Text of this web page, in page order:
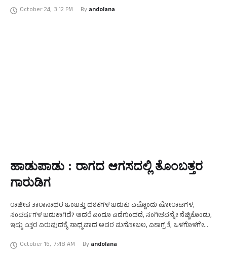
October 24, 3:12 PM By andolana
ಹಾಡುಪಾಡು : ರಾಗದ ಆಗಸದಲ್ಲಿ ತೊಂಬತ್ತರ
ಗಾರುಡಿಗ
ರಾಜೀವ ತಾರಾನಾಥರ ಒಂಬತ್ತು ದಶಕಗಳ ಬದುಕು ಎಷ್ಟೊಂದು ಹೋರಾಟಗಳ,
ಸಂಘರ್ಷಗಳ ಬದುಕಾಗಿದೆ? ಆದರೆ ಎಂದೂ ಎದೆಗುಂದದೆ, ಸಂಗೀತವನ್ನೇ ನೆಚ್ಚಿಕೊಂಡು,
ಇಷ್ಟು ಎತ್ತರ ಏರುವುದಕ್ಕೆ ಸಾಧ್ಯವಾದ ಅವರ ಮನೋಬಲ, ಏಕಾಗ್ರತೆ, ಒಳಗೊಳಗೇ
ಸರೋದ್ ವಾಂತ್ರಿಕ …
October 16, 7:48 AM By andolana